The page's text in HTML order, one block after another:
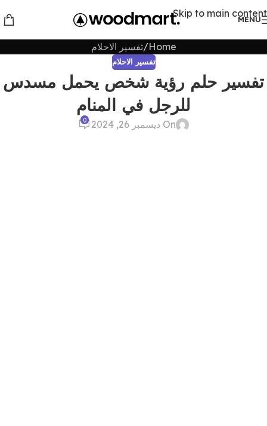
Skip to main content
MENU
Home تفسير الاحلام
تفسير الاحلام
تفسير حلم رؤية شخص يحمل مسدس
للرجل في المنام
On ديسمبر 26, 2024 0